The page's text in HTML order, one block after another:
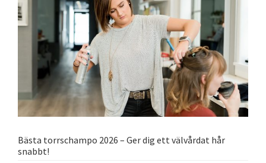
Bästa torrschampo 2026 – Ger dig ett välvårdat hår
snabbt!